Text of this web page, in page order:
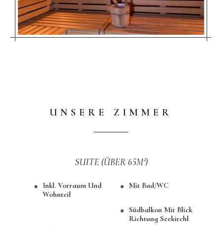
UNSERE ZIMMER
SUITE (ÜBER 65M²)
Inkl. Vorraum Und
Wohnteil
Mit Bad/WC
Südbalkon Mit Blick
Richtung Seekirchl